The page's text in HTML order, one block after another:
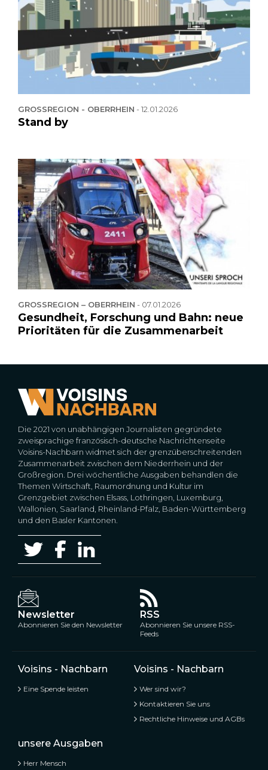
GROSSREGION - OBERRHEIN -12.01.2026
Stand by
GROSSREGION – OBERRHEIN - 07.01.2026
Gesundheit, Forschung und Bahn: neue
Prioritäten für die Zusammenarbeit
Die 2021 von unabhängigen Journalisten gegründete
zweisprachige französisch-deutsche Nachrichtenseite
Voisins-Nachbarn widmet sich der grenzüberschreitenden
Zusammenarbeit zwischen dem Niederrhein und der
Großregion. Drei wöchentliche Ausgaben behandlen die
Themen Wirtschaft, Raumordnung und Kultur im
Grenzgebiet zwischen Elsass, Lothringen, Luxemburg,
Wallonien, Saarland, Rheinland-Pfalz, Baden-Württemberg
und den Basler Kantonen.
Newsletter
Abonnieren Sie den Newsletter
RSS
Abonnieren Sie unsere RSS-
Feeds
Voisins - Nachbarn
Eine Spende leisten
Voisins - Nachbarn
Wer sind wir?
Kontaktieren Sie uns
Rechtliche Hinweise und AGBs
unsere Ausgaben
Herr Mensch